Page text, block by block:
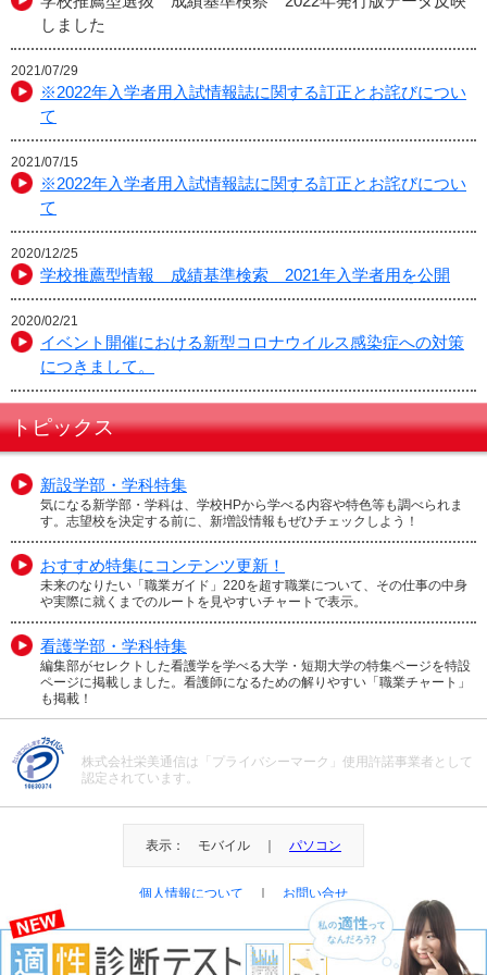
しました
2021/07/29
※2022年入学者用入試情報誌に関する訂正とお詫びについ
て
2021/07/15
※2022年入学者用入試情報誌に関する訂正とお詫びについ
て
2020/12/25
学校推薦型情報 成績基準検索 2021年入学者用を公開
2020/02/21
イベント開催における新型コロナウイルス感染症への対策
につきまして。
トピックス
新設学部・学科特集
気になる新学部・学科は、学校HPから学べる内容や特色等も調べられま
す。志望校を決定する前に、新増設情報もぜひチェックしよう！
おすすめ特集にコンテンツ更新！
未来のなりたい「職業ガイド」220を超す職業について、その仕事の中身
や実際に就くまでのルートを見やすいチャートで表示。
看護学部・学科特集
編集部がセレクトした看護学を学べる大学・短期大学の特集ページを特設
ページに掲載しました。看護師になるための解りやすい「職業チャート」
も掲載！
株式会社栄美通信は「プライバシーマーク」使用許諾事業者として
認定されています。
表示： モバイル ｜ パソコン
個人情報について お問い合せ
＠Eibi Tsushin All Right Reserved.